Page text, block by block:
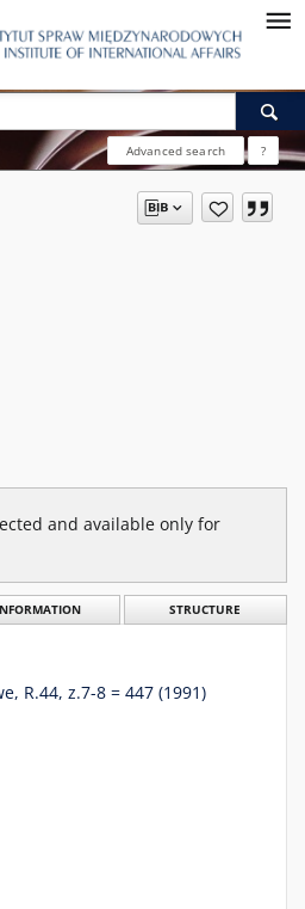
Advanced search ?
and available only for
STRUCTURE
R.44, z.7-8 = 447 (1991)